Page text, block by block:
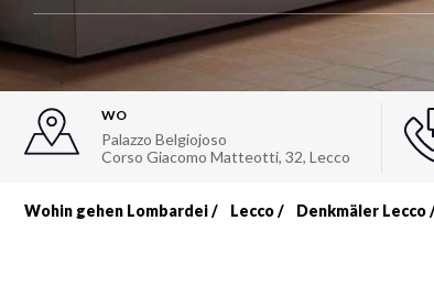
WO
Palazzo Belgiojoso
Corso Giacomo Matteotti, 32, Lecco
Breadcrumb
Wohin gehen Lombardei Lecco Denkmäler Lecco